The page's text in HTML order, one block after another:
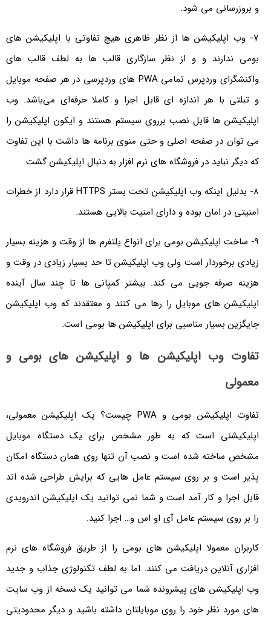
و بروزرسانی می شود.
7- وب اپلیکیشن ها از نظر ظاهری هیچ تفاوتی با اپلیکیشن های
بومی ندارند و و از نظر سازگاری قالب ها به لطف قالب های
واکنشگرای وردپرس تمامی PWA های وردپرسی در هر صفحه موبایل
و تبلتی با هر اندازه ای قابل اجرا و کاملا حرفه‌‌ای می‌‌باشد. وب
اپلیکیشن ها قابل نصب برروی سیستم هستند و ایکون اپلیکیشن را
می توان در صفحه اصلی و حتی منوی برنامه ها داشت با این تفاوت
که دیگر نباید در فروشگاه های نرم افزار به دنبال اپلیکیشن گشت.
8- بدلیل اینکه وب اپلیکیشن تحت بستر HTTPS قرار دارد از خطرات
امنیتی در امان بوده و دارای امنیت بالایی هستند.
9- ساخت اپلیکیشن بومی برای انواع پلتفرم ها از وقت و هزینه بسیار
زیادی برخوردار است ولی وب اپلیکیشن تا حد بسیار زیادی در وقت و
هزینه صرفه جویی می کند. بیشتر کمپانی ها تا چند سال آینده
اپلیکیشن های موبایل را رها می کنند و معتقدند که وب اپلیکیشن
جایگزین بسیار مناسبی برای اپلیکیشن ها بومی است.
تفاوت وب اپلیکیشن ها و اپلیکیشن های بومی و
معمولی
تفاوت اپلیکیشن بومی و PWA چیست؟ یک اپلیکیشن معمولی،
اپلیکیشنی است که به طور مشخص برای یک دستگاه موبایل
مشخص ساخته شده است و نصب آن تنها روی همان دستگاه امکان‌
پذیر است و بر روی سیستم عامل هایی که برایش طراحی شده ‌‌اند
قابل اجرا و کار آمد است و شما نمی توانید یک اپلیکیشن اندرویدی
را بر روی سیستم عامل آی او اس و… اجرا کنید.
کاربران معمولا اپلیکیشن‌ های بومی را از طریق فروشگاه‌ های نرم‌
افزاری آنلاین دریافت می‌ کنند. اما به لطف تکنولوژی جذاب و جدید
وب اپلیکیشن های پیشرونده شما می توانید یک نسخه از وب سایت
های مورد نظر خود را روی موبایلتان داشته باشید و دیگر محدودیتی